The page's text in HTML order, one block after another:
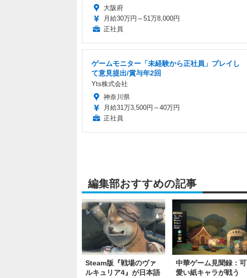
大阪府
月給30万円～51万8,000円
正社員
ゲームモニター「未経験から正社員」プレイし
て意見提出/賞与年2回
Yts株式会社
神奈川県
月給31万3,500円～40万円
正社員
編集部おすすめの記事
Steam版『戦場のヴァ
ルキュリア4』が日本語
中華ゲーム見聞録：可
愛い紙キャラが戦う